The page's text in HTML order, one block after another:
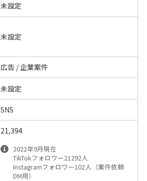
未設定
未設定
広告 / 企業案件
未設定
SNS
21,394
2022年9月現在
TikTokフォロワー21292人
Instagramフォロワー102人（案件依頼
DM用）